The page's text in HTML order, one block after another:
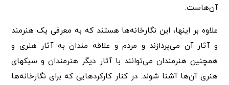
آن‌هاست.
علاوه بر اینها، این نگارخانه‌ها هستند که به معرفی یک هنرمند
و آثار آن می‌پردازند و مردم و علاقه مندان به آثار هنری و
همچنین هنرمندان می‌توانند با آثار دیگر هنرمندان و سبکهای
هنری آن‌ها آشنا شوند. در کنار کارکردهایی که برای نگارخانه‌ها